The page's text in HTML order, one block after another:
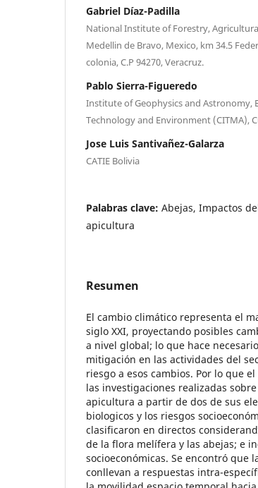
Gabriel Díaz-Padilla
National Institute of Forestry,
Medellin de Bravo, Mexico, km 34.5
colonia, C.P 94270, Veracruz.
Pablo Sierra-Figueredo
Institute of Geophysics and Astronomy,
Technology and Environment (CITMA),
Jose Luis Santivañez-Galarza
CATIE Bolivia
Palabras clave: Abejas, Impactos
apicultura
Resumen
El cambio climático representa el
siglo XXI, proyectando posibles
a nivel global; lo que hace
mitigación en las actividades del
riesgo a esos cambios. Por lo que
las investigaciones realizadas
apicultura a partir de dos de sus
biologicos y los riesgos
clasificaron en directos
de la flora melífera y las abejas; e
socioeconómicas. Se encontró que
conllevan a respuestas intra-